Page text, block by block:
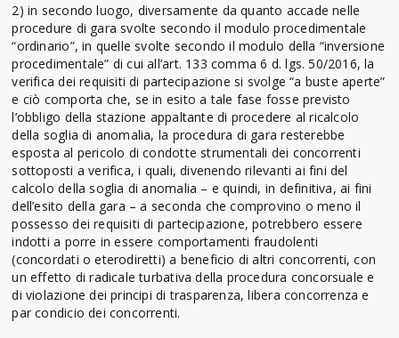
2) in secondo luogo, diversamente da quanto accade nelle
procedure di gara svolte secondo il modulo procedimentale
“ordinario”, in quelle svolte secondo il modulo della “inversione
procedimentale” di cui all’art. 133 comma 6 d. lgs. 50/2016, la
verifica dei requisiti di partecipazione si svolge “a buste aperte”
e ciò comporta che, se in esito a tale fase fosse previsto
l’obbligo della stazione appaltante di procedere al ricalcolo
della soglia di anomalia, la procedura di gara resterebbe
esposta al pericolo di condotte strumentali dei concorrenti
sottoposti a verifica, i quali, divenendo rilevanti ai fini del
calcolo della soglia di anomalia – e quindi, in definitiva, ai fini
dell’esito della gara – a seconda che comprovino o meno il
possesso dei requisiti di partecipazione, potrebbero essere
indotti a porre in essere comportamenti fraudolenti
(concordati o eterodiretti) a beneficio di altri concorrenti, con
un effetto di radicale turbativa della procedura concorsuale e
di violazione dei principi di trasparenza, libera concorrenza e
par condicio dei concorrenti.